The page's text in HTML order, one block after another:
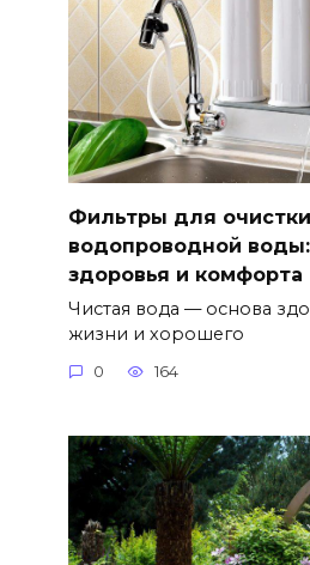
Фильтры для очистки
водопроводной воды:
здоровья и комфорта
Чистая вода — основа
жизни и хорошего
0 164